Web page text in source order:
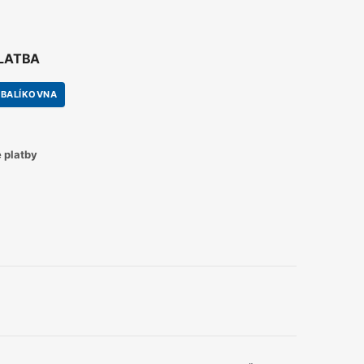
BALÍKOVNA
platby